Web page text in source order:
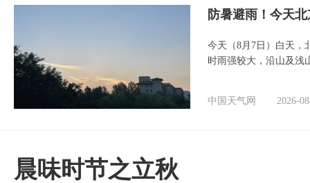
防暑避雨！今天
今天（8月7日）白天，
时雨强较大，沿山及浅
中国天气网 2026-
晨味时节之立秋